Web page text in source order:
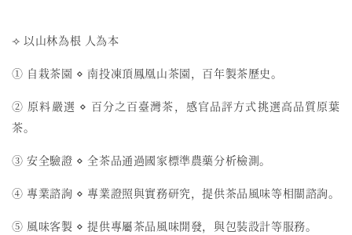
⟢ 以山林為根 人為本
① 自栽茶園 ⋄ 南投凍頂鳳凰山茶園，百年製茶歷史。
② 原料嚴選 ⋄ 百分之百臺灣茶，感官品評方式挑選高品質原葉
茶。
③ 安全驗證 ⋄ 全茶品通過國家標準農藥分析檢測。
④ 專業諮詢 ⋄ 專業證照與實務研究，提供茶品風味等相關諮詢。
⑤ 風味客製 ⋄ 提供專屬茶品風味開發，與包裝設計等服務。